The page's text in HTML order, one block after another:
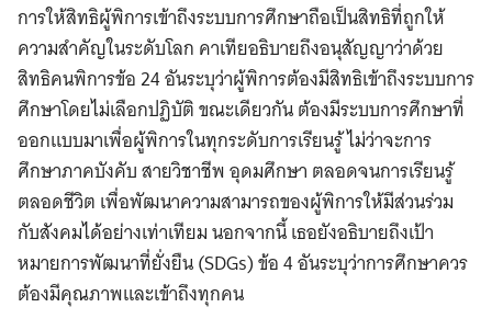
การให้สิทธิผู้พิการเข้าถึงระบบการศึกษาถือเป็นสิทธิที่ถูกให้
ความสำคัญในระดับโลก คาเทียอธิบายถึงอนุสัญญาว่าด้วย
สิทธิคนพิการข้อ 24 อันระบุว่าผู้พิการต้องมีสิทธิเข้าถึงระบบการ
ศึกษาโดยไม่เลือกปฏิบัติ ขณะเดียวกัน ต้องมีระบบการศึกษาที่
ออกแบบมาเพื่อผู้พิการในทุกระดับการเรียนรู้ ไม่ว่าจะการ
ศึกษาภาคบังคับ สายวิชาชีพ อุดมศึกษา ตลอดจนการเรียนรู้
ตลอดชีวิต เพื่อพัฒนาความสามารถของผู้พิการให้มีส่วนร่วม
กับสังคมได้อย่างเท่าเทียม นอกจากนี้ เธอยังอธิบายถึงเป้า
หมายการพัฒนาที่ยั่งยืน (SDGs) ข้อ 4 อันระบุว่าการศึกษาควร
ต้องมีคุณภาพและเข้าถึงทุกคน